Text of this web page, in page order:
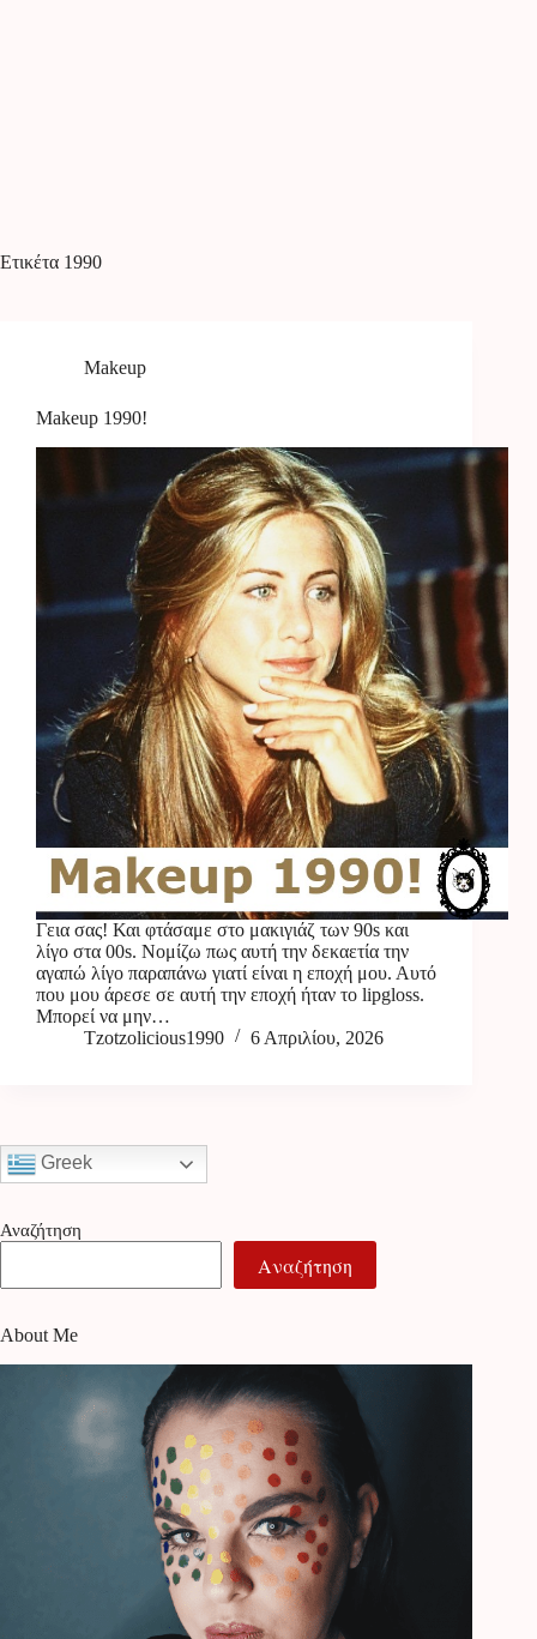
Ετικέτα 1990
Makeup
Makeup 1990!
Γεια σας! Και φτάσαμε στο μακιγιάζ των 90s και
λίγο στα 00s. Νομίζω πως αυτή την δεκαετία την
αγαπώ λίγο παραπάνω γιατί είναι η εποχή μου. Αυτό
που μου άρεσε σε αυτή την εποχή ήταν το lipgloss.
Μπορεί να μην…
Tzotzolicious1990
6 Απριλίου, 2026
Greek
Αναζήτηση
Αναζήτηση
About Me